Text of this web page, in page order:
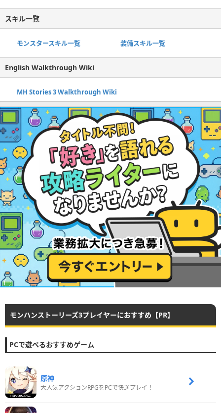
スキル一覧
モンスタースキル一覧 装備スキル一覧
English Walkthrough Wiki
MH Stories 3 Walkthrough Wiki
モンハンストーリーズ3プレイヤーにおすすめ【PR】
PCで遊べるおすすめゲーム
原神
大人気アクションRPGをPCで快適プレイ！